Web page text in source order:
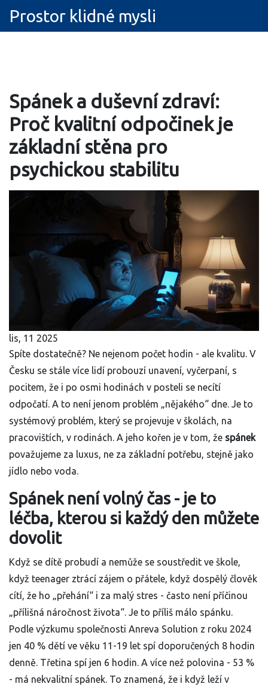
Prostor klidné mysli
Spánek a duševní zdraví:
Proč kvalitní odpočinek je
základní stěna pro
psychickou stabilitu
lis, 11 2025
Spíte dostatečně? Ne nejenom počet hodin - ale kvalitu. V
Česku se stále více lidí probouzí unavení, vyčerpaní, s
pocitem, že i po osmi hodinách v posteli se necítí
odpočatí. A to není jenom problém „nějakého“ dne. Je to
systémový problém, který se projevuje v školách, na
pracovištích, v rodinách. A jeho kořen je v tom, že spánek
považujeme za luxus, ne za základní potřebu, stejně jako
jídlo nebo voda.
Spánek není volný čas - je to
léčba, kterou si každý den můžete
dovolit
Když se dítě probudí a nemůže se soustředit ve škole,
když teenager ztrácí zájem o přátele, když dospělý člověk
cítí, že ho „přehání“ i za malý stres - často není příčinou
„přílišná náročnost života“. Je to příliš málo spánku.
Podle výzkumu společnosti Anreva Solution z roku 2024
jen 40 % dětí ve věku 11-19 let spí doporučených 8 hodin
denně. Třetina spí jen 6 hodin. A více než polovina - 53 %
- má nekvalitní spánek. To znamená, že i když leží v